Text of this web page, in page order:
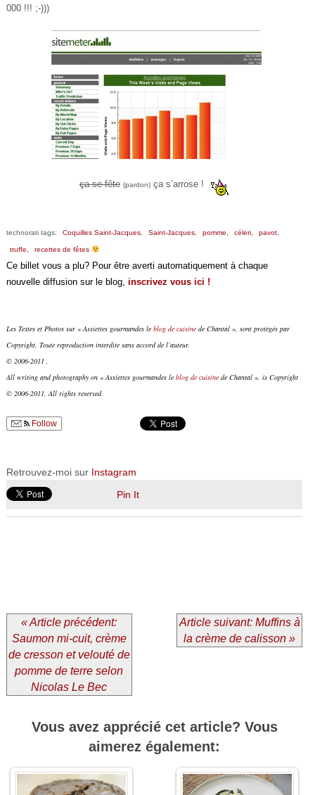
000 !!! ;-)))
ça se fête (pardon) ça s’arrose !
technorati tags: Coquilles Saint-Jacques, Saint-Jacques, pomme, céleri, pavot,
truffe, recettes de fêtes
Ce billet vous a plu? Pour être averti automatiquement à chaque
nouvelle diffusion sur le blog, inscrivez vous ici !
Les Textes et Photos sur « Assiettes gourmandes le blog de cuisinede Chantal », sont protégés par
Copyright. Toute reproduction interdite sans accord de l’auteur.
© 2006-2011 .
All writing and photography on « Assiettes gourmandes le blog de cuisinede Chantal », is Copyright
© 2006-2011. All rights reserved.
Follow
Retrouvez-moi sur Instagram
Pin It
« Article précédent:
Saumon mi-cuit, crème
de cresson et velouté de
pomme de terre selon
Nicolas Le Bec
Article suivant: Muffins à
la crème de calisson »
Vous avez apprécié cet article? Vous
aimerez également: